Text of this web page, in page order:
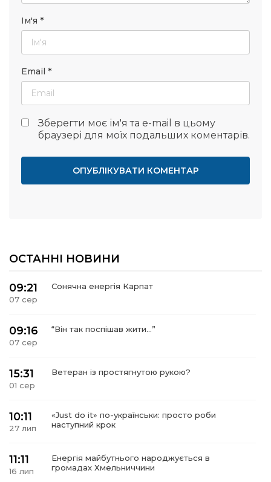
Ім'я *
Email *
Зберегти моє ім'я та e-mail в цьому
браузері для моїх подальших коментарів.
ОСТАННІ НОВИНИ
09:21
07 сер
Сонячна енергія Карпат
09:16
07 сер
“Він так поспішав жити…”
15:31
01 сер
Ветеран із простягнутою рукою?
10:11
27 лип
«Just do it» по-українськи: просто роби
наступний крок
11:11
16 лип
Енергія майбутнього народжується в
громадах Хмельниччини